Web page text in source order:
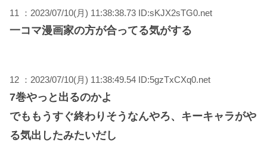
11 ：2023/07/10(月) 11:38:38.73 ID:sKJX2sTG0.net
一コマ漫画家の方が合ってる気がする
12 ：2023/07/10(月) 11:38:49.54 ID:5gzTxCXq0.net
7巻やっと出るのかよ
でももうすぐ終わりそうなんやろ、キーキャラがや
る気出したみたいだし